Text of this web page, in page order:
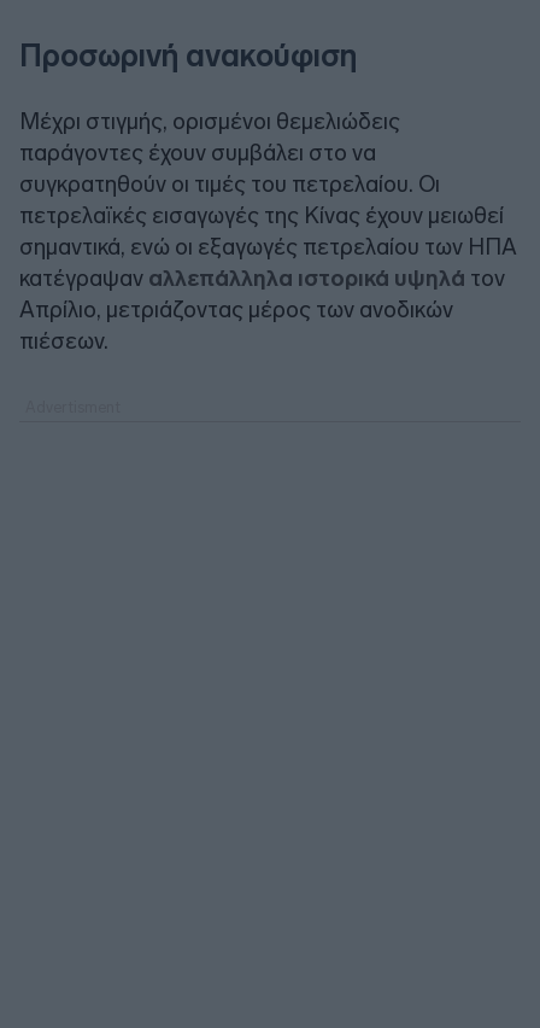
Προσωρινή ανακούφιση
Μέχρι στιγμής, ορισμένοι θεμελιώδεις
παράγοντες έχουν συμβάλει στο να
συγκρατηθούν οι τιμές του πετρελαίου. Οι
πετρελαϊκές εισαγωγές της Κίνας έχουν μειωθεί
σημαντικά, ενώ οι εξαγωγές πετρελαίου των ΗΠΑ
κατέγραψαν αλλεπάλληλα ιστορικά υψηλά τον
Απρίλιο, μετριάζοντας μέρος των ανοδικών
πιέσεων.